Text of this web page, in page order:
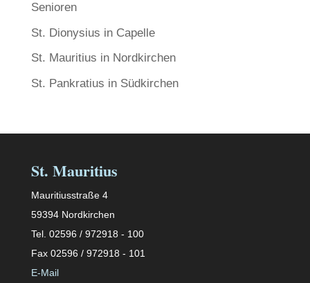
Senioren
St. Dionysius in Capelle
St. Mauritius in Nordkirchen
St. Pankratius in Südkirchen
St. Mauritius
Mauritiusstraße 4
59394 Nordkirchen
Tel. 02596 / 972918 - 100
Fax 02596 / 972918 - 101
E-Mail